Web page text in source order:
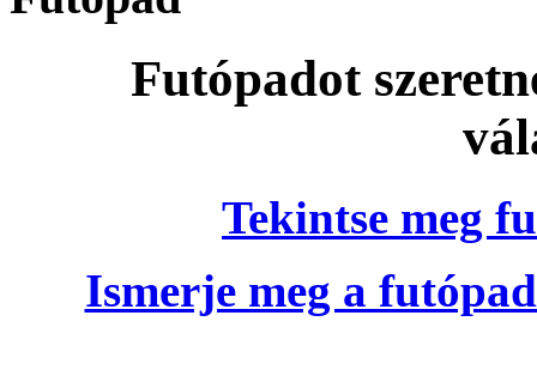
Futópadot
Tekintse meg
Ismerje meg a